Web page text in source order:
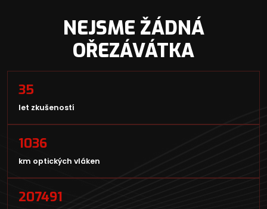
NEJSME ŽÁDNÁ
OŘEZÁVÁTKA
35
let zkušeností
1036
km optických vláken
207491